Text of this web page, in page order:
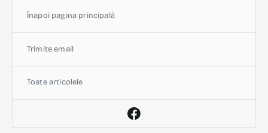
Înapoi pagina principală
Trimite email
Toate articolele